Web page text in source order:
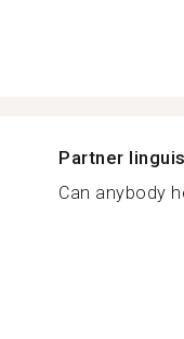
Partner
Can anybody